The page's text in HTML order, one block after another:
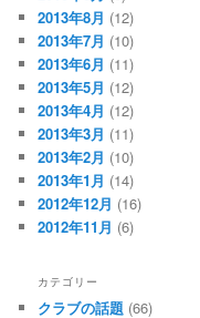
2013年8月 (12)
2013年7月 (10)
2013年6月 (11)
2013年5月 (12)
2013年4月 (12)
2013年3月 (11)
2013年2月 (10)
2013年1月 (14)
2012年12月 (16)
2012年11月 (6)
カテゴリー
クラブの話題 (66)